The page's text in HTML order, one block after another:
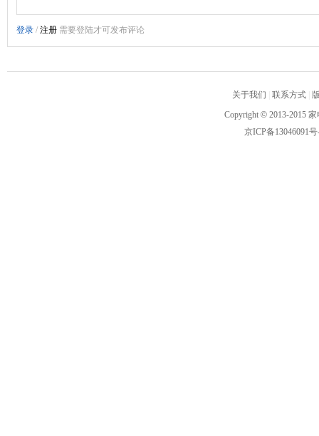
关于我们 联系方式
Copyright © 2013-2015
京ICP备13046091号